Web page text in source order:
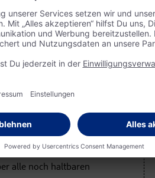
– dem
unter anderem der 3,5
Gewächshaus integriert
Kräutern und
und verkauft
und bekannter
alle noch haltbaren